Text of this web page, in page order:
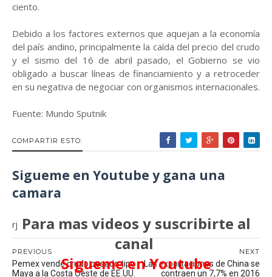
ciento.
Debido a los factores externos que aquejan a la economía
del país andino, principalmente la caída del precio del crudo
y el sismo del 16 de abril pasado, el Gobierno se vio
obligado a buscar líneas de financiamiento y a retroceder
en su negativa de negociar con organismos internacionales.
Fuente: Mundo Sputnik
COMPARTIR ESTO:
Sigueme en Youtube y gana una
camara
Para mas videos y suscribirte al
canal
Sigueme en Youtube
rj
NEXT
Las exportaciones de China se
contraen un 7,7% en 2016
PREVIOUS
Pemex vende crudo pesado tipo
Maya a la Costa Oeste de EE.UU.